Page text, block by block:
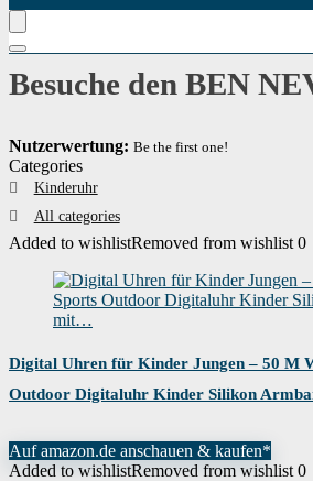
Besuche den BEN
Nutzerwertung: Be the first one!
Categories
Kinderuhr
All categories
Added to wishlistRemoved from wishlist 0
Digital Uhren für Kinder Jungen – 50 M
Outdoor Digitaluhr Kinder Silikon
Auf amazon.de anschauen & kaufen*
Added to wishlistRemoved from wishlist 0